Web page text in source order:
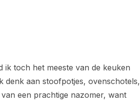
ik toch het meeste van de keuken
denk aan stoofpotjes, ovenschotels,
een prachtige nazomer, want